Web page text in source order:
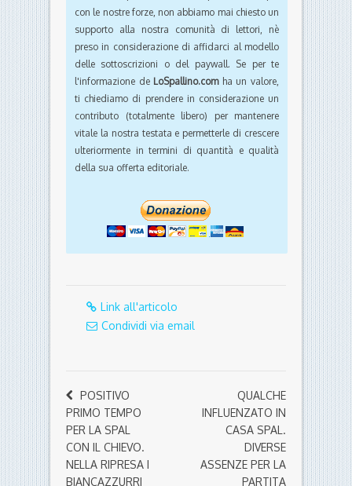
con le nostre forze, non abbiamo mai chiesto un
supporto alla nostra comunità di lettori, nè
preso in considerazione di affidarci al modello
delle sottoscrizioni o del paywall. Se per te
l'informazione de LoSpallino.comha un valore,
ti chiediamo di prendere in considerazione un
contributo (totalmente libero) per mantenere
vitale la nostra testata e permetterle di crescere
ulteriormente in termini di quantità e qualità
della sua offerta editoriale.
Link all'articolo
Condividi via email
POSITIVO
PRIMO TEMPO
PER LA SPAL
CON IL CHIEVO.
NELLA RIPRESA I
BIANCAZZURRI
QUALCHE
INFLUENZATO IN
CASA SPAL.
DIVERSE
ASSENZE PER LA
PARTITA